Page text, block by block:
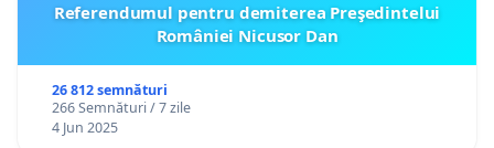
Referendumul pentru demiterea Preşedintelui
României Nicusor Dan
26 812 semnături
266 Semnături / 7 zile
4 Jun 2025